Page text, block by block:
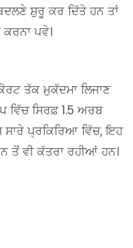
ਸ਼ੁਰੂ ਕਰ ਦਿੱਤੇ ਹਨ ਤਾਂ
ਕਰਨਾ ਪਵੇ।
ਤੱਕ ਮੁਕੱਦਮਾ ਲਿਜਾਣ
ਵਿੱਚ ਸਿਰਫ਼ 1.5 ਅਰਬ
ਪ੍ਰਕਿਰਿਆ ਵਿੱਚ, ਇਹ
ਤੋਂ ਵੀ ਕੱਤਰਾ ਰਹੀਆਂ ਹਨ।